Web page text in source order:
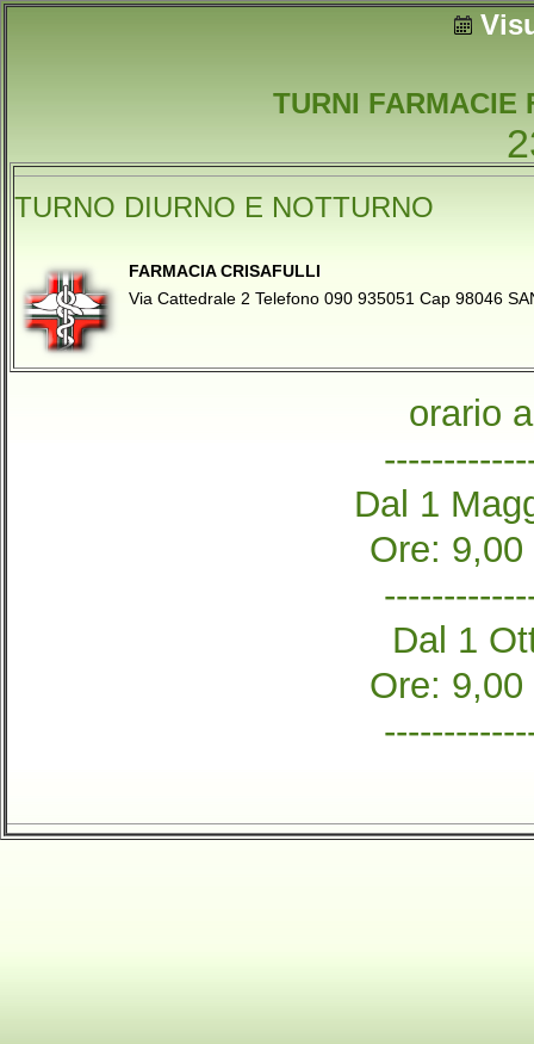
TURNI FARMACIE
TURNO DIURNO E NOTTURNO
FARMACIA CRISAFULLI
Via Cattedrale 2 Telefono 090 935051 Cap 98046
orario
Dal 1
Ore:
Dal 1
Ore: